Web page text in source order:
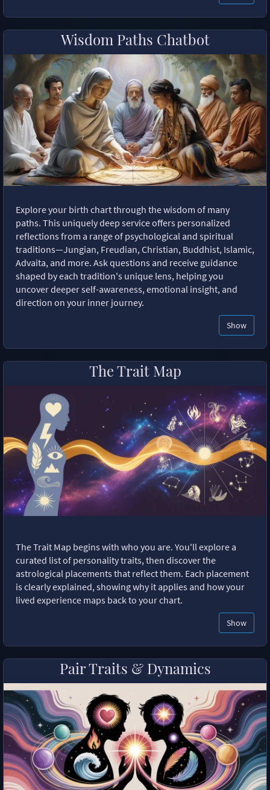
Wisdom Paths Chatbot
Explore your birth chart through the wisdom of many
paths. This uniquely deep service offers personalized
reflections from a range of psychological and spiritual
traditions—Jungian, Freudian, Christian, Buddhist, Islamic,
Advaita, and more. Ask questions and receive guidance
shaped by each tradition's unique lens, helping you
uncover deeper self-awareness, emotional insight, and
direction on your inner journey.
Show
The Trait Map
The Trait Map begins with who you are. You'll explore a
curated list of personality traits, then discover the
astrological placements that reflect them. Each placement
is clearly explained, showing why it applies and how your
lived experience maps back to your chart.
Show
Pair Traits & Dynamics